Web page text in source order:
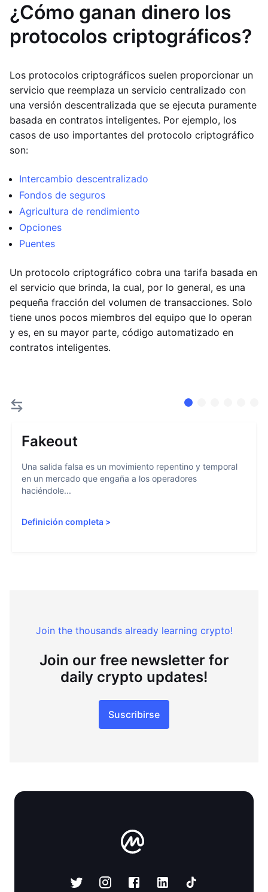
¿Cómo ganan dinero los
protocolos criptográficos?
Los protocolos criptográficos suelen proporcionar un
servicio que reemplaza un servicio centralizado con
una versión descentralizada que se ejecuta puramente
basada en contratos inteligentes. Por ejemplo, los
casos de uso importantes del protocolo criptográfico
son:
Intercambio descentralizado
Fondos de seguros
Agricultura de rendimiento
Opciones
Puentes
Un protocolo criptográfico cobra una tarifa basada en
el servicio que brinda, la cual, por lo general, es una
pequeña fracción del volumen de transacciones. Solo
tiene unos pocos miembros del equipo que lo operan
y es, en su mayor parte, código automatizado en
contratos inteligentes.
Fakeout
Una salida falsa es un movimiento repentino y temporal
en un mercado que engaña a los operadores
haciéndole...
Definición completa >
Join the thousands already learning crypto!
Join our free newsletter for
daily crypto updates!
Suscribirse